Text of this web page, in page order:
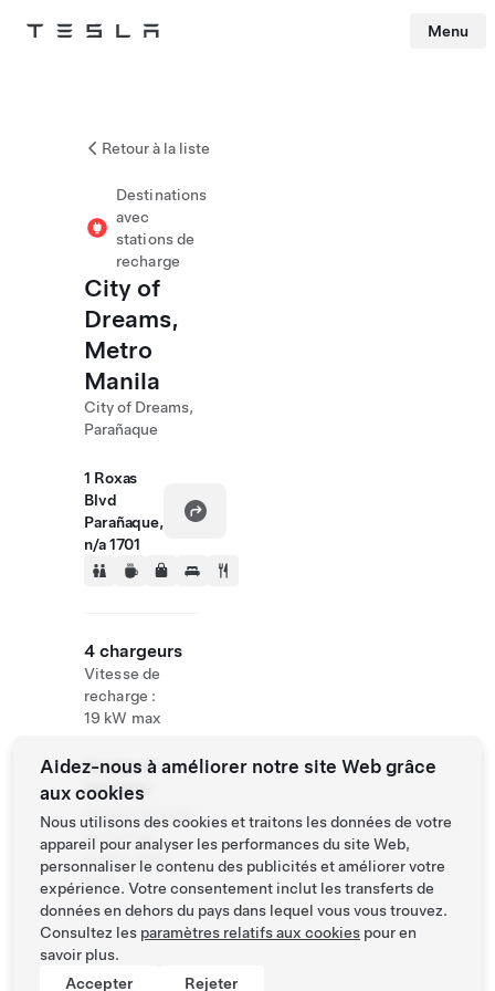
Tesla Menu
Retour à la liste
Destinations
avec
stations de
recharge
City of
Dreams,
Metro
Manila
City of Dreams,
Parañaque
1 Roxas
Blvd
Parañaque,
n/a 1701
4 chargeurs
Vitesse de
recharge :
19 kW max
Accès et
horaires
Ouvert 24 h/24
et 7 j/7 au
public. Self
Aidez-nous à améliorer notre site Web grâce
aux cookies
Nous utilisons des cookies et traitons les données de votre
appareil pour analyser les performances du site Web,
personnaliser le contenu des publicités et améliorer votre
expérience. Votre consentement inclut les transferts de
données en dehors du pays dans lequel vous vous trouvez.
Consultez les paramètres relatifs aux cookies pour en
savoir plus.
Accepter
Rejeter